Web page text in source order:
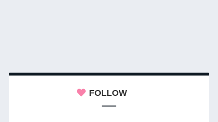
FOLLOW